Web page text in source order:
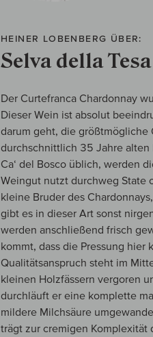
HEINER LOBENBERG ÜBER:
Selva della
Der Curtefranca Chardonnay
Dieser Wein ist absolut
darum geht, die größtmögliche
durchschnittlich 35 Jahre alten
Ca‘ del Bosco üblich, werden
Weingut nutzt durchweg State
kleine Bruder des
gibt es in dieser Art sonst
werden anschließend frisch
kommt, dass die Pressung
Qualitätsanspruch steht im
kleinen Holzfässern vergoren
durchläuft er eine komplette
mildere Milchsäure
trägt zur cremigen Komplexität